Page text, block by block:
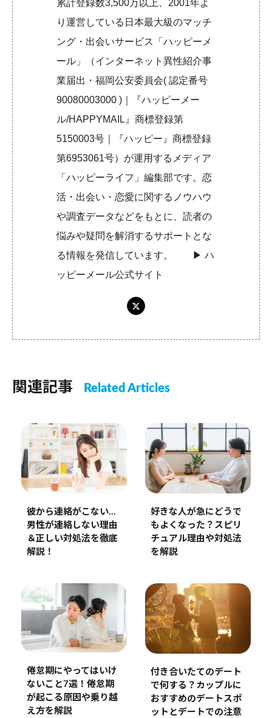
累計登録数3,500万以上、2001年よ
り運営している日本最大級のマッチ
ング・出会いサービス「ハッピーメ
ール」（インターネット異性紹介事
業届出・福岡公安委員会( 認定番号
90080003000 )｜『ハッピーメー
ル/HAPPYMAIL』商標登録第
5150003号｜『ハッピー』商標登録
第6953061号）が運用するメディア
「ハッピーライフ」編集部です。恋
活・出会い・恋愛に関するノウハウ
や調査データなどをもとに、読者の
悩みや疑問を解消するサポートとな
る情報を発信しています。 ▶︎ハ
ッピーメール公式サイト
関連記事 Related Articles
彼から連絡がこない…
男性が連絡しない理由
＆正しい対処法を徹底
解説！
好きな人が急にどうで
もよくなった？スピリ
チュアル理由や対処法
を解説
倦怠期にやってはいけ
ないこと7選！倦怠期
が起こる原因や乗り越
え方を解説
付き合いたてのデート
で何する？カップルに
おすすめのデートスポ
ットとデートでの注意